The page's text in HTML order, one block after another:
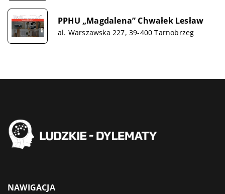
PPHU „Magdalena” Chwałek Lesław
al. Warszawska 227, 39-400 Tarnobrzeg
NAWIGACJA